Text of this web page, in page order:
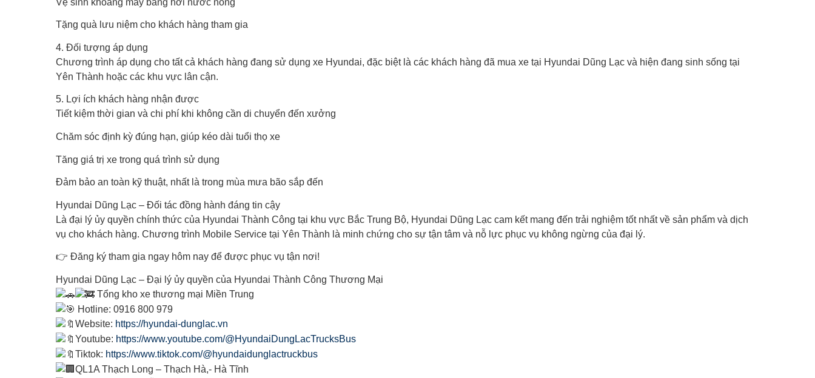
Tặng quà lưu niệm cho khách hàng tham gia
4. Đối tượng áp dụng
Chương trình áp dụng cho tất cả khách hàng đang sử dụng xe Hyundai, đặc biệt là các khách hàng đã mua xe tại Hyundai Dũng Lạc và hiện đang sinh sống tại
Yên Thành hoặc các khu vực lân cận.
5. Lợi ích khách hàng nhận được
Tiết kiệm thời gian và chi phí khi không cần di chuyển đến xưởng
Chăm sóc định kỳ đúng hạn, giúp kéo dài tuổi thọ xe
Tăng giá trị xe trong quá trình sử dụng
Đảm bảo an toàn kỹ thuật, nhất là trong mùa mưa bão sắp đến
Hyundai Dũng Lạc – Đối tác đồng hành đáng tin cậy
Là đại lý ủy quyền chính thức của Hyundai Thành Công tại khu vực Bắc Trung Bộ, Hyundai Dũng Lạc cam kết mang đến trải nghiệm tốt nhất về sản phẩm và dịch
vụ cho khách hàng. Chương trình Mobile Service tại Yên Thành là minh chứng cho sự tận tâm và nỗ lực phục vụ không ngừng của đại lý.
👉 Đăng ký tham gia ngay hôm nay để được phục vụ tận nơi!
Hyundai Dũng Lạc – Đại lý ủy quyền của Hyundai Thành Công Thương Mại
Tổng kho xe thương mại Miền Trung
Hotline: 0916 800 979
Website: https://hyundai-dunglac.vn
Youtube: https://www.youtube.com/@HyundaiDungLacTrucksBus
Tiktok: https://www.tiktok.com/@hyundaidunglactruckbus
QL1A Thạch Long – Thạch Hà,- Hà Tĩnh